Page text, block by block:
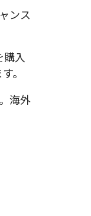
ンス
購入
。
海外